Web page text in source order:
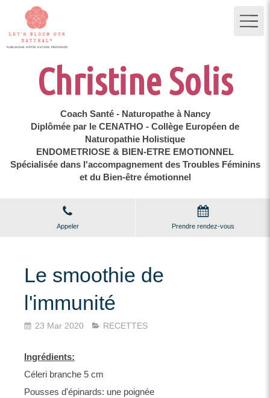
Christine Solis
Coach Santé - Naturopathe à Nancy
Diplômée par le CENATHO - Collège Européen de
Naturopathie Holistique
ENDOMETRIOSE & BIEN-ETRE EMOTIONNEL
Spécialisée dans l'accompagnement des Troubles Féminins
et du Bien-être émotionnel
Appeler Prendre rendez-vous
Le smoothie de
l'immunité
23 Mar 2020 RECETTES
Ingrédients:
Céleri branche 5 cm
Pousses d'épinards: une poignée